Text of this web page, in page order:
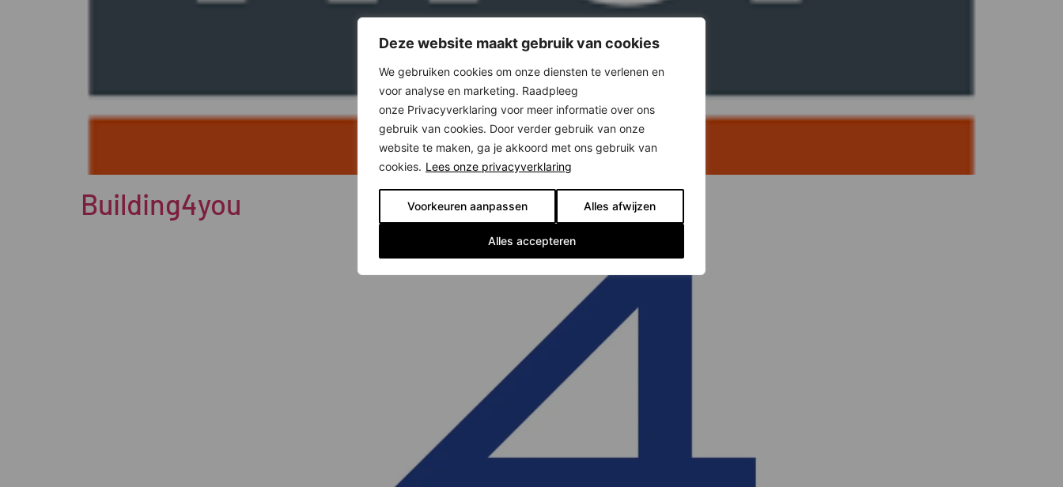
Deze website maakt gebruik van cookies
We gebruiken cookies om onze diensten te verlenen en
voor analyse en marketing. Raadpleeg
onze Privacyverklaring voor meer informatie over ons
gebruik van cookies. Door verder gebruik van onze
website te maken, ga je akkoord met ons gebruik van
cookies. Lees onze privacyverklaring
Voorkeuren aanpassen Alles afwijzen
Alles accepteren
Building4you